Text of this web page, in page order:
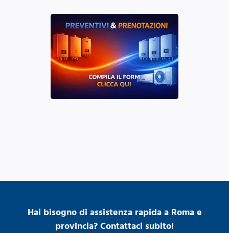
Hai bisogno di assistenza rapida a Roma e
provincia? Contattaci subito!